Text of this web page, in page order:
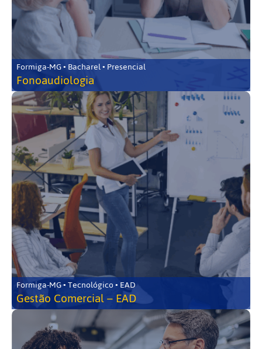
Formiga-MG • Bacharel • Presencial
Fonoaudiologia
Formiga-MG • Tecnológico • EAD
Gestão Comercial – EAD